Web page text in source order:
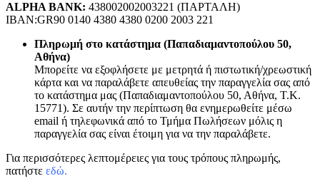
ALPHA BANK: 438002002003221 (ΠΑΡΤΑΛΗ)
IBAN:GR90 0140 4380 4380 0200 2003 221
Πληρωμή στο κατάστημα (Παπαδιαμαντοπούλου 50,
Αθήνα)
Μπορείτε να εξοφλήσετε με μετρητά ή πιστωτική/χρεωστική
κάρτα και να παραλάβετε απευθείας την παραγγελία σας από
το κατάστημα μας (Παπαδιαμαντοπούλου 50, Αθήνα, Τ.Κ.
15771). Σε αυτήν την περίπτωση θα ενημερωθείτε μέσω
email ή τηλεφωνικά από το Τμήμα Πωλήσεων μόλις η
παραγγελία σας είναι έτοιμη για να την παραλάβετε.
Για περισσότερες λεπτομέρειες για τους τρόπους πληρωμής,
πατήστε εδώ.